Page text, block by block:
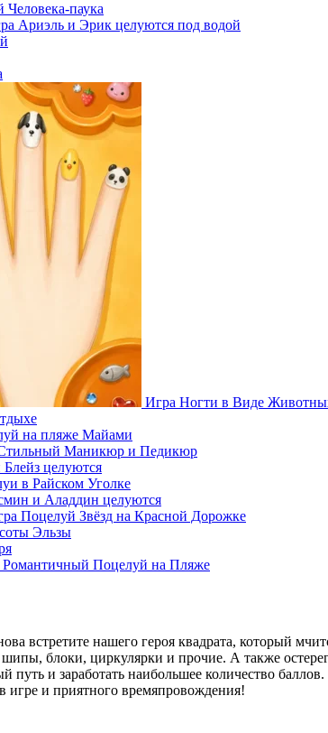
паука
Ариэль и Эрик целуются под водой
Игра Ногти в Виде
на пляже Майами
Маникюр и Педикюр
целуются
в Райском Уголке
и Аладдин целуются
Поцелуй Звёзд на Красной Дорожке
Эльзы
Романтичный Поцелуй на Пляже
встретите нашего героя квадрата, который
блоки, циркулярки и прочие. А также
путь и заработать наибольшее количество
игре и приятного времяпровождения!